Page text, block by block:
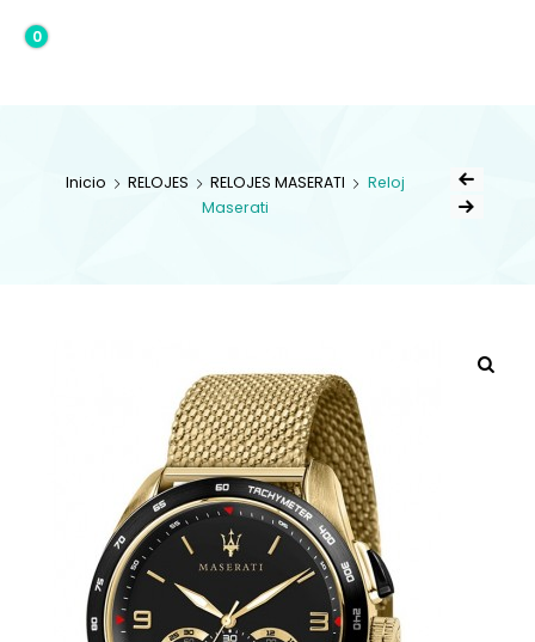
0,00€
0
Inicio RELOJES RELOJES MASERATI
Reloj
Maserati